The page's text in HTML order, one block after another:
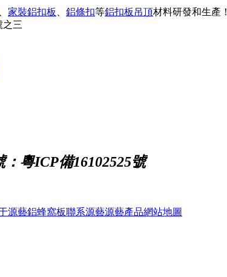
家裝鋁扣板 鋁條扣等鋁扣板吊頂材料研發和生產！
之三
：粵ICP備16102525號
源藝鋁蜂窩板聯系源藝源藝產品網站地圖